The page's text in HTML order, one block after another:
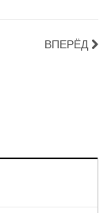
ВПЕРЁД